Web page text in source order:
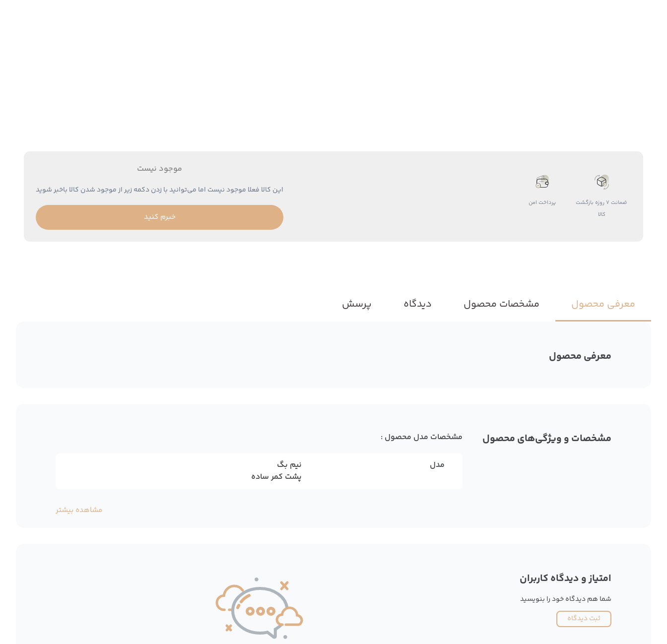
ضمانت 7 روزه بازگشت
کالا
پرداخت امن
موجود نیست
این کالا فعلا موجود نیست اما می‌توانید با زدن دکمه زیر از موجود شدن کالا باخبر شوید
خبرم کنید
معرفی محصول مشخصات محصول دیدگاه پرسش
معرفی محصول
مشخصات و ویژگی‌های محصول مشخصات مدل محصول :
مدل
نیم بگ
پشت کمر ساده
مشاهده بیشتر
امتیاز و دیدگاه کاربران
شما هم دیدگاه خود را بنویسید
ثبت دیدگاه